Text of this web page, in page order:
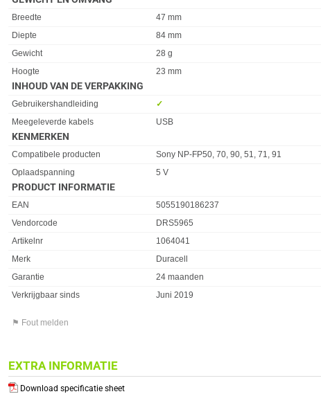
Eigenschap
Breedte
47 mm
Diepte
84 mm
Gewicht
28 g
Hoogte
23 mm
INHOUD VAN DE VERPAKKING
Eigenschap Waarde
Gebruikershandleiding
✓︎
Meegeleverde kabels
USB
KENMERKEN
Eigenschap Waarde
Compatibele producten
Sony NP-FP50, 70, 90, 51, 71, 91
Oplaadspanning
5 V
PRODUCT INFORMATIE
EAN
5055190186237
Vendorcode
DRS5965
Artikelnr
1064041
Merk
Duracell
Garantie
24 maanden
Verkrijgbaar sinds
Juni 2019
⚑ Fout melden
EXTRA INFORMATIE
Download specificatie sheet